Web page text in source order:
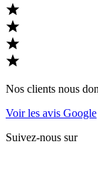
Nos clients nous
Voir les avis Google
Suivez-nous sur